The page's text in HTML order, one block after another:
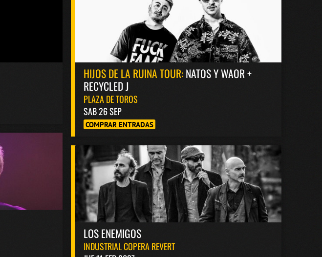
HIJOS DE LA RUINA TOUR:NATOS Y WAOR +
RECYCLED J
PLAZA DE TOROS
SAB 26 SEP
COMPRAR ENTRADAS
LOS ENEMIGOS
INDUSTRIAL COPERA REVERT